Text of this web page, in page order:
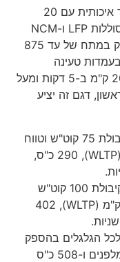
AI. כן מצויד הדגם במערכת שמע סופר איכותית עם 20
רמקולים. דגם זה יצויד בשלב ראשון בסוללות LFP ו-NCM
ויצויד בעתיד הקרוב בסוללות מצב מוצק במתח של עד 875
396 קו"ש (בעמדות טעינה
מתאימות) המעניק יכולת טעינה של 200 ק"מ ב-5 דקות ומעל
דגם זה יציע
הנעה אחורית, סוללה (LFP) בקיבולת 75 קוט"ש וטווח
מוערך של למעלה מ- 490 ק"מ (WLTP), 290 כ"ס,
הנעה אחורית, סוללה (NCM) בקיבולת 100 קוט"ש
וטווח מוערך של למעלה מ-700 ק"מ (WLTP), 402
הגלגלים בהספק
משולב של 776 כ"ס (268 כ"ס מלפנים ו-508 כ"ס